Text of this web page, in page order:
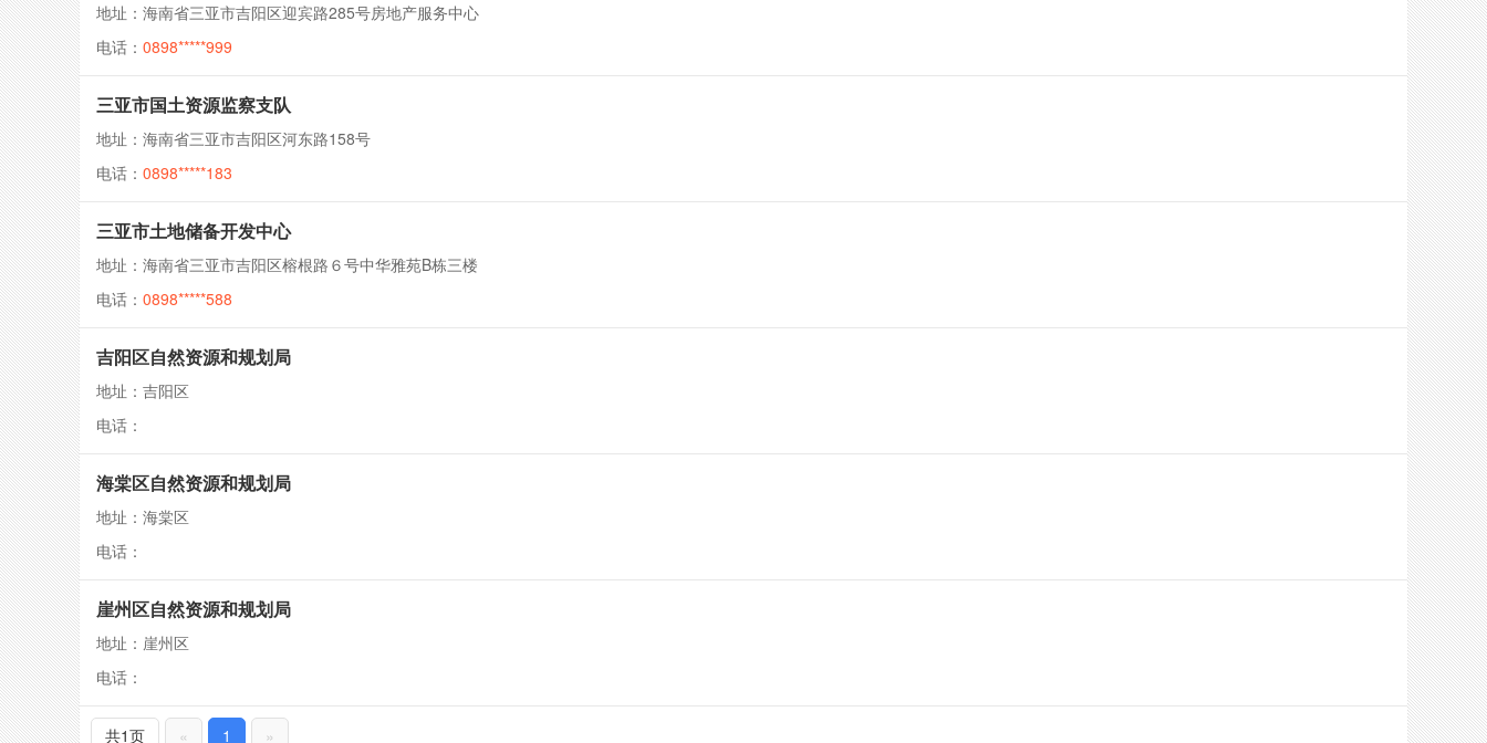
地址：海南省三亚市吉阳区迎宾路285号房地产服务中心
电话： 0898*****999
三亚市国土资源监察支队
地址：海南省三亚市吉阳区河东路158号
电话： 0898*****183
三亚市土地储备开发中心
地址：海南省三亚市吉阳区榕根路６号中华雅苑B栋三楼
电话： 0898*****588
吉阳区自然资源和规划局
地址：吉阳区
电话：
海棠区自然资源和规划局
地址：海棠区
电话：
崖州区自然资源和规划局
地址：崖州区
电话：
共1页 « 1 »